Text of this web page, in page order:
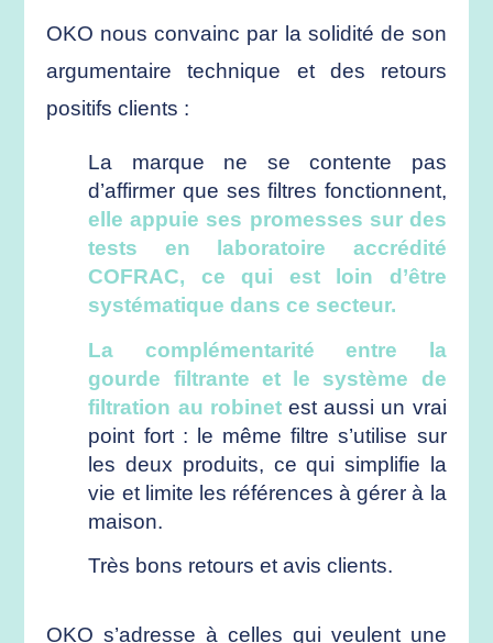
OKO nous convainc par la solidité de son
argumentaire technique et des retours
positifs clients :
La marque ne se contente pas
d’affirmer que ses filtres fonctionnent,
elle appuie ses promesses sur des
tests en laboratoire accrédité
COFRAC, ce qui est loin d’être
systématique dans ce secteur.
La complémentarité entre la
gourde filtrante et le système de
filtration au robinetest aussi un vrai
point fort : le même filtre s’utilise sur
les deux produits, ce qui simplifie la
vie et limite les références à gérer à la
maison.
Très bons retours et avis clients.
OKO s’adresse à celles qui veulent une